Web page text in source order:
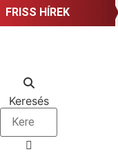
FRISS HÍREK
Keresés